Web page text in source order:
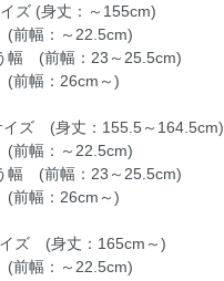
ズ (身丈：～155cm)
前幅：～22.5cm)
幅 (前幅：23～25.5cm)
前幅：26cm～)
イズ (身丈：155.5～164.5cm)
前幅：～22.5cm)
幅 (前幅：23～25.5cm)
前幅：26cm～)
ズ (身丈：165cm～)
前幅：～22.5cm)